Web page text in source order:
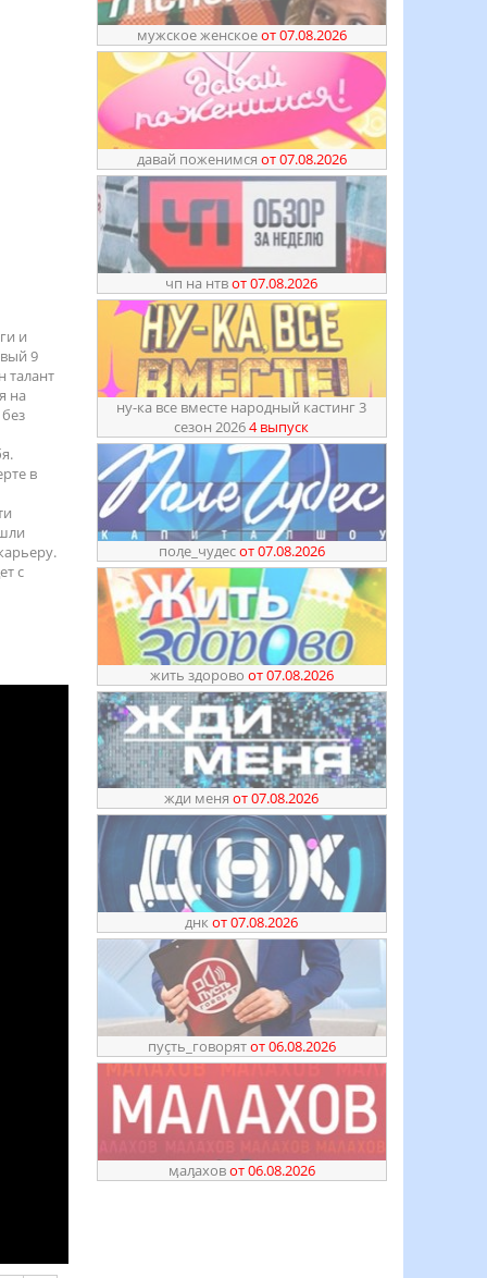
и
9
талант
на
в
с
мужское женскоеот 07.08.2026
давай поженимся от 07.08.2026
чп на нтвот 07.08.2026
ну-ка все вместе народный кастинг 3
сезон 20264 выпуск
поӆе_чудесот 07.08.2026
жить здорово от 07.08.2026
жди меня от 07.08.2026
днк от 07.08.2026
пуҫть_говорятот 06.08.2026
ӎаԓаховот 06.08.2026